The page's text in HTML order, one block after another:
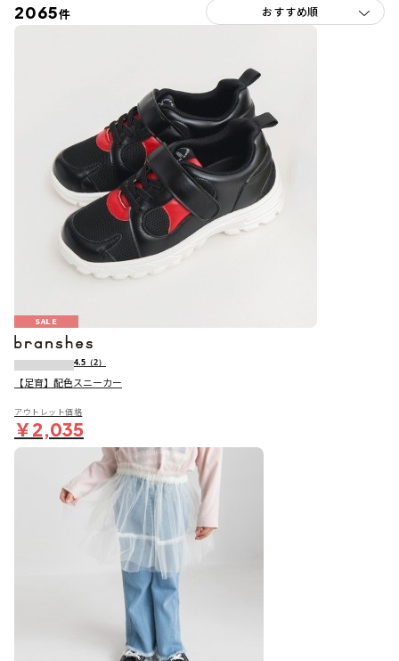
2065件
SALE
4.5 （2）
【足育】配色スニーカー
アウトレット価格
￥2,035